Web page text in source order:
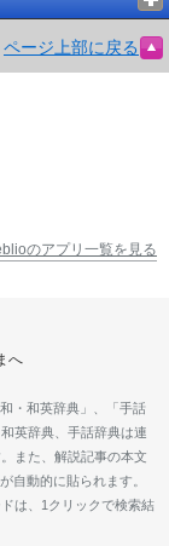
ページ上部に戻る
のアプリ一覧を見る
へ
・和英辞典」、「手話
英辞典、手話辞典は連
また、解説記事の本文
自動的に貼られます。
は、1クリックで検索結